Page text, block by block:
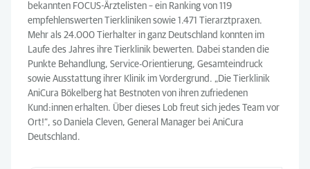
bekannten FOCUS-Ärztelisten – ein Ranking von 119
empfehlenswerten Tierkliniken sowie 1.471 Tierarztpraxen.
Mehr als 24.000 Tierhalter in ganz Deutschland konnten im
Laufe des Jahres ihre Tierklinik bewerten. Dabei standen die
Punkte Behandlung, Service-Orientierung, Gesamteindruck
sowie Ausstattung ihrer Klinik im Vordergrund. „Die Tierklinik
AniCura Bökelberg hat Bestnoten von ihren zufriedenen
Kund:innen erhalten. Über dieses Lob freut sich jedes Team vor
Ort!“, so Daniela Cleven, General Manager bei AniCura
Deutschland.